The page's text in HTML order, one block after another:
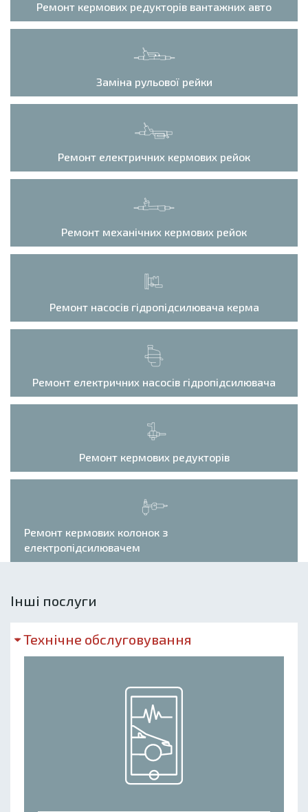
Ремонт кермових редукторів вантажних авто
Заміна рульової рейки
Ремонт електричних кермових рейок
Ремонт механічних кермових рейок
Ремонт насосів гідропідсилювача керма
Ремонт електричних насосів гідропідсилювача
Ремонт кермових редукторів
Ремонт кермових колонок з
електропідсилювачем
Інші послуги
Технічне обслуговування